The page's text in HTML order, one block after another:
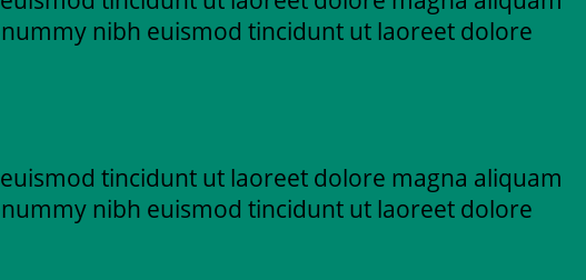
nibh euismod tincidunt ut laoreet dolore
tincidunt ut laoreet dolore magna aliquam
nibh euismod tincidunt ut laoreet dolore